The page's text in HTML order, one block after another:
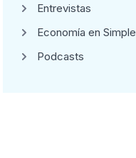
Entrevistas
Economía en Simple
Podcasts